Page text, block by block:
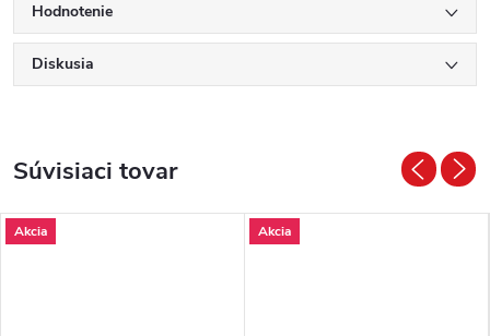
Hodnotenie
Diskusia
Súvisiaci tovar
Akcia Akcia